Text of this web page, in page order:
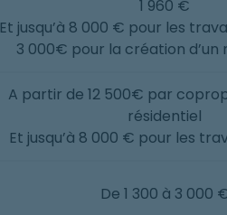
1 960 €
Et jusqu’à 8 000 € pour les
3 000€ pour la création d’un
A partir de 12 500€ par
résidentiel
Et jusqu’à 8 000 € pour les
De 1 300 à 3 000